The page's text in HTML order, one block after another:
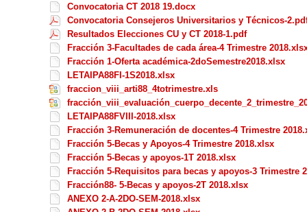
Convocatoria CT 2018 19.docx
Convocatoria Consejeros Universitarios y Técnicos-
Resultados Elecciones CU y CT 2018-1.pdf
Fracción 3-Facultades de cada área-4 Trimestre
Fracción 1-Oferta académica-2doSemestre2018.xlsx
LETAIPA88FI-1S2018.xlsx
fraccion_viii_arti88_4totrimestre.xls
LETAIPA88FVIII-2018.xlsx
Fracción 3-Remuneración de docentes-4 Trimestre
Fracción 5-Becas y Apoyos-4 Trimestre 2018.xlsx
Fracción 5-Becas y apoyos-1T 2018.xlsx
Fracción 5-Requisitos para becas y apoyos-3 Trimestre
Fracción88- 5-Becas y apoyos-2T 2018.xlsx
ANEXO 2-A-2DO-SEM-2018.xlsx